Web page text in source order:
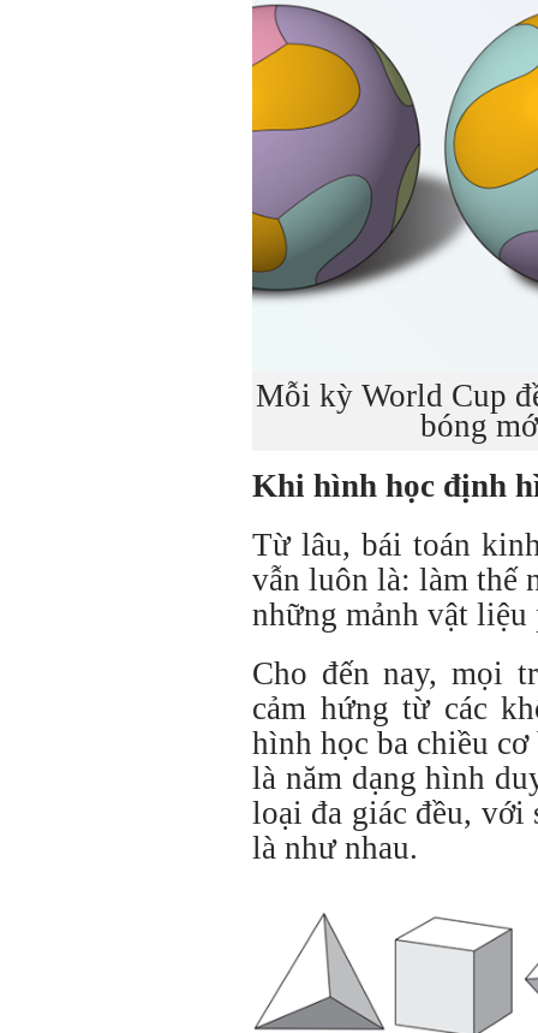
Mỗi kỳ World Cup
bóng
Khi hình học định
Từ lâu, bái toán
vẫn luôn là: làm thế
những mảnh vật liệu
Cho đến nay, mọi
cảm hứng từ các
hình học ba chiều
là năm dạng hình
loại đa giác đều, với
là như nhau.